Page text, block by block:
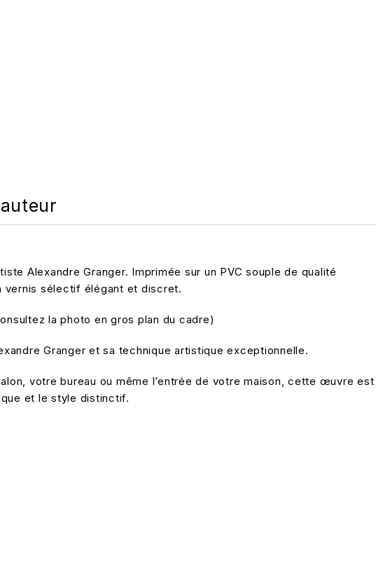
Alexandre Granger. Imprimée sur un PVC souple de qualité
vernis sélectif élégant et discret.
la photo en gros plan du cadre)
Granger et sa technique artistique exceptionnelle.
votre bureau ou même l’entrée de votre maison, cette œuvre est
et le style distinctif.